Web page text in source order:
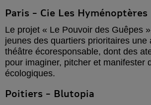
Paris – Cie Les Hyménoptères
Le projet « Le Pouvoir des Guêpes
jeunes des quartiers prioritaires une
théâtre écoresponsable, dont des
pour imaginer, pitcher et manifester
écologiques.
Poitiers – Blutopia